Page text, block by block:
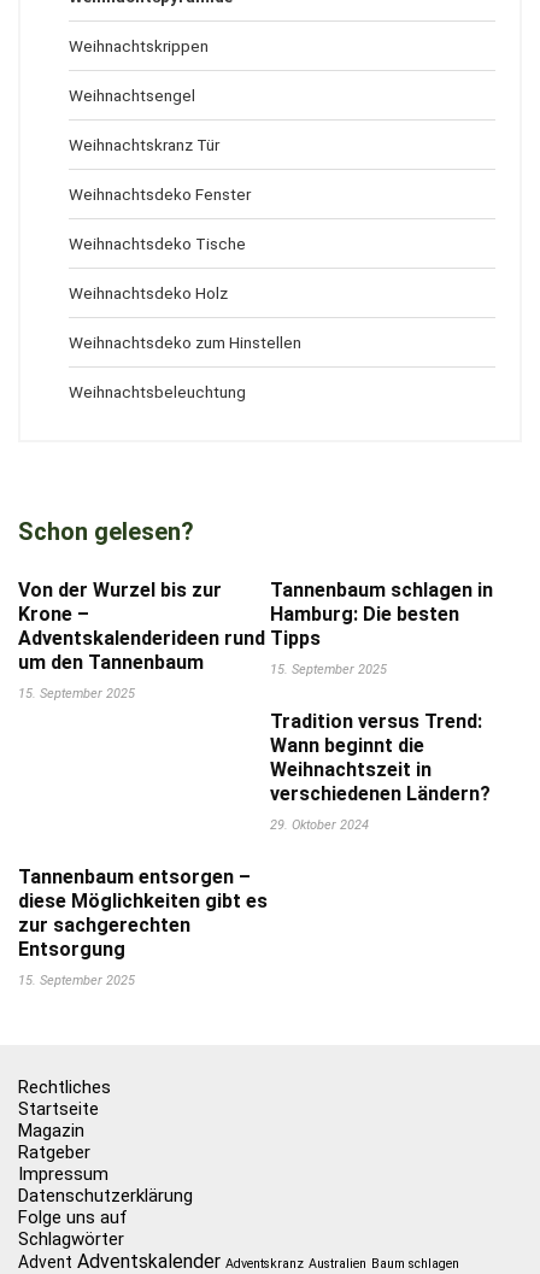
Weihnachtskrippen
Weihnachtsengel
Weihnachtskranz Tür
Weihnachtsdeko Fenster
Weihnachtsdeko Tische
Weihnachtsdeko Holz
Weihnachtsdeko zum Hinstellen
Weihnachtsbeleuchtung
Schon gelesen?
Von der Wurzel bis zur
Krone –
Adventskalenderideen rund
um den Tannenbaum
15. September 2025
Tannenbaum schlagen in
Hamburg: Die besten
Tipps
15. September 2025
Tradition versus Trend:
Wann beginnt die
Weihnachtszeit in
verschiedenen Ländern?
29. Oktober 2024
Tannenbaum entsorgen –
diese Möglichkeiten gibt es
zur sachgerechten
Entsorgung
15. September 2025
Rechtliches
Startseite
Magazin
Ratgeber
Impressum
Datenschutzerklärung
Folge uns auf
Schlagwörter
Advent Adventskalender Adventskranz Australien Baum schlagen